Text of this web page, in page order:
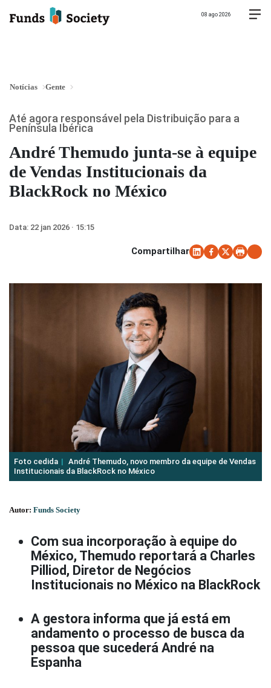
08 ago 2026
Notícias Gente
André Themudo junta-se à equipe
de Vendas Institucionais da
BlackRock no México
Até agora responsável pela Distribuição para a
Península Ibérica
Data: 22 jan 2026 · 15:15
Compartilhar
Foto cedida
André Themudo, novo membro da equipe de Vendas
Institucionais da BlackRock no México
Autor: Funds Society
Com sua incorporação à equipe do
México, Themudo reportará a Charles
Pilliod, Diretor de Negócios
Institucionais no México na BlackRock
A gestora informa que já está em
andamento o processo de busca da
pessoa que sucederá André na
Espanha